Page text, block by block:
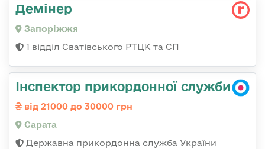
Демінер
Запоріжжя
1 відділ Сватівського РТЦК та СП
Інспектор прикордонної служби
від 21000 до 30000 грн
Сарата
Державна прикордонна служба України